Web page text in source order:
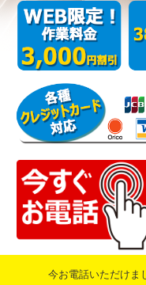
今お電話いただけま